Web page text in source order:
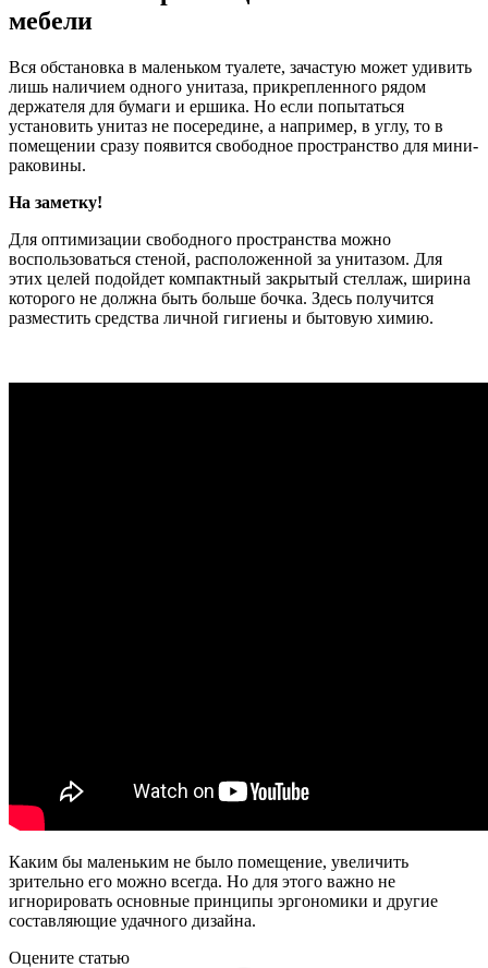
мебели
Вся обстановка в маленьком туалете, зачастую может удивить
лишь наличием одного унитаза, прикрепленного рядом
держателя для бумаги и ершика. Но если попытаться
установить унитаз не посередине, а например, в углу, то в
помещении сразу появится свободное пространство для мини-
раковины.
На заметку!
Для оптимизации свободного пространства можно
воспользоваться стеной, расположенной за унитазом. Для
этих целей подойдет компактный закрытый стеллаж, ширина
которого не должна быть больше бочка. Здесь получится
разместить средства личной гигиены и бытовую химию.
Каким бы маленьким не было помещение, увеличить
зрительно его можно всегда. Но для этого важно не
игнорировать основные принципы эргономики и другие
составляющие удачного дизайна.
Оцените статью